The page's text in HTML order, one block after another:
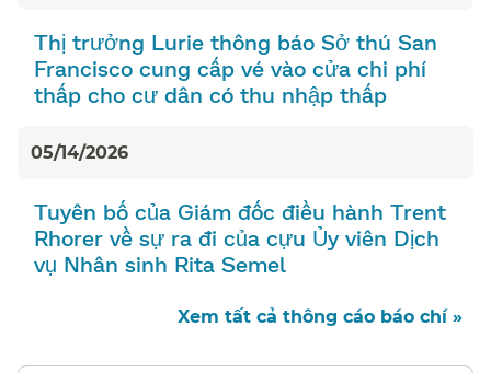
Thị trưởng Lurie thông báo Sở thú San
Francisco cung cấp vé vào cửa chi phí
thấp cho cư dân có thu nhập thấp​​
05/14/2026
Tuyên bố của Giám đốc điều hành Trent
Rhorer về sự ra đi của cựu Ủy viên Dịch
vụ Nhân sinh Rita Semel​​
Xem tất cả thông cáo báo chí »​​